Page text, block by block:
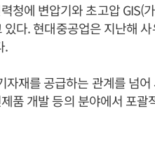
청에 변압기와 초고압 GIS(
다. 현대중공업은 지난해
.
재를 공급하는 관계를 넘
품 개발 등의 분야에서 포괄